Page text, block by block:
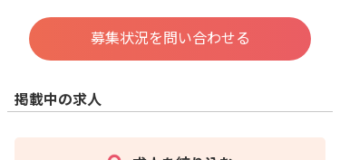
募集状況を問い合わせる
掲載中の求人